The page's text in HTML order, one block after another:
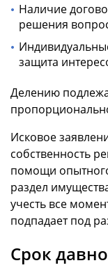
Наличие
решения
защита
Делению
Исковое
собственность
помощи
раздел
учесть все
подпадает под
Срок